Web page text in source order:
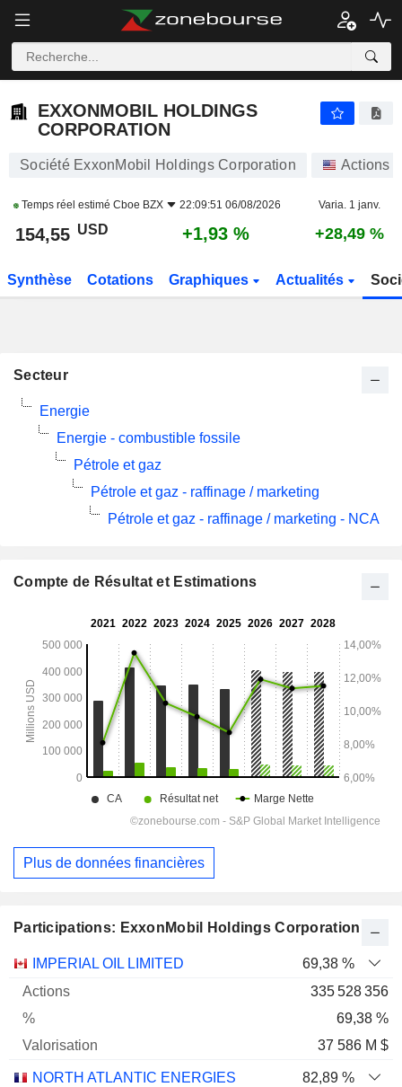
EXXONMOBIL HOLDINGS
CORPORATION
Société ExxonMobil Holdings Corporation Actions
Temps réel estimé Cboe BZX 22:09:51 06/08/2026 Varia. 1 janv.
154,55 USD +1,93 % +28,49 %
Synthèse Cotations Graphiques Actualités
Participations: ExxonMobil Holdings Corporation
Nom Actions % Valorisation
IMPERIAL OIL LIMITED
69,38 %
335 528 356
69,38 %
37 586 M $
NORTH ATLANTIC ENERGIES
82,89 %
Secteur
Energie
Energie - combustible fossile
Pétrole et gaz
Pétrole et gaz - raffinage / marketing
Pétrole et gaz - raffinage / marketing - NCA
Compte de Résultat et Estimations
Plus de données financières